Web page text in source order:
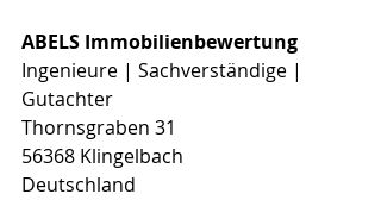
ABELS Immobilienbewertung
Ingenieure | Sachverständige |
Gutachter
Thornsgraben 31
56368 Klingelbach
Deutschland